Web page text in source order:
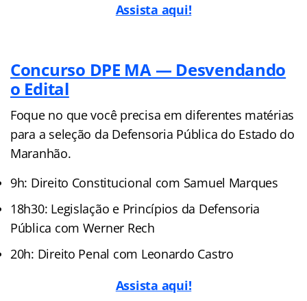
Assista aqui!
Concurso DPE MA — Desvendando
o Edital
Foque no que você precisa em diferentes matérias
para a seleção da Defensoria Pública do Estado do
Maranhão.
9h: Direito Constitucional com Samuel Marques
18h30: Legislação e Princípios da Defensoria
Pública com Werner Rech
20h: Direito Penal com Leonardo Castro
Assista aqui!